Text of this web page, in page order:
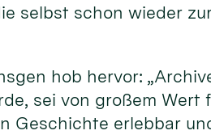
selbst schon wieder
hob hervor:
sei von großem Wert
Geschichte erlebbar